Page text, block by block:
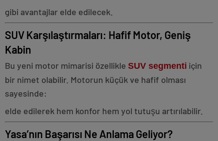
gibi avantajlar elde edilecek.
SUV Karşılaştırmaları: Hafif Motor, Geniş
Kabin
Bu yeni motor mimarisi özellikle SUV segmenti için
bir nimet olabilir. Motorun küçük ve hafif olması
sayesinde:
elde edilerek hem konfor hem yol tutuşu artırılabilir.
Yasa’nın Başarısı Ne Anlama Geliyor?